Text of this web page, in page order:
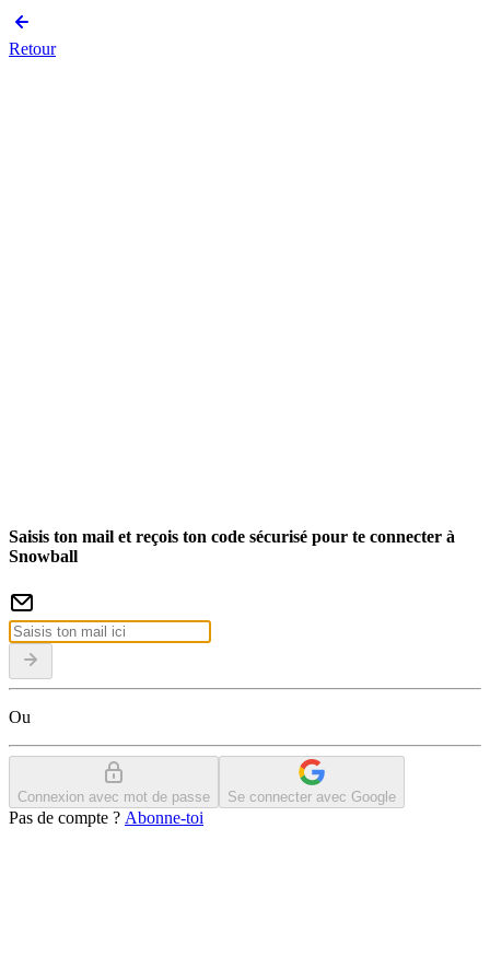
Retour
Saisis ton mail et reçois ton code sécurisé pour te connecter à
Snowball
Ou
Connexion avec mot de passe Se connecter avec Google
Pas de compte ? Abonne-toi